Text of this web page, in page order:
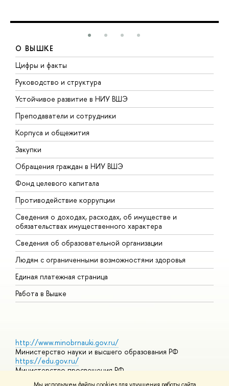
О ВЫШКЕ
Цифры и факты
Руководство и структура
Устойчивое развитие в НИУ ВШЭ
Преподаватели и сотрудники
Корпуса и общежития
Закупки
Обращения граждан в НИУ ВШЭ
Фонд целевого капитала
Противодействие коррупции
Сведения о доходах, расходах, об имуществе и
обязательствах имущественного характера
Сведения об образовательной организации
Людям с ограниченными возможностями здоровья
Единая платежная страница
Работа в Вышке
http://www.minobrnauki.gov.ru/
Министерство науки и высшего образования РФ
https://edu.gov.ru/
Министерство просвещения РФ